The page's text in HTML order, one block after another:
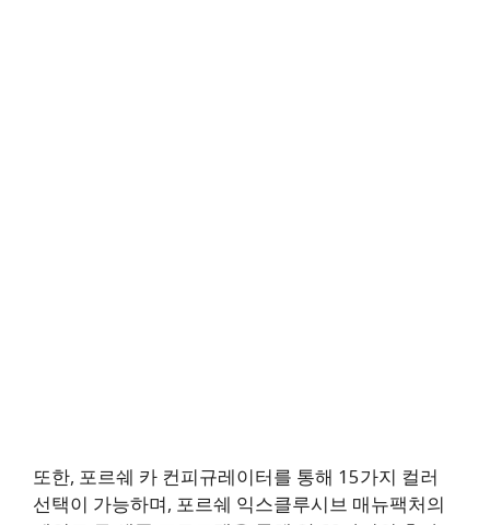
또한, 포르쉐 카 컨피규레이터를 통해 15가지 컬러
선택이 가능하며, 포르쉐 익스클루시브 매뉴팩처의